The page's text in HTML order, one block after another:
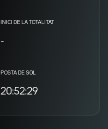
INICI DE LA TOTALITAT
-
POSTA DE SOL
20:52:29